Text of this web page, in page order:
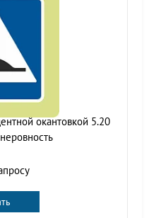
окантовкой 5.20